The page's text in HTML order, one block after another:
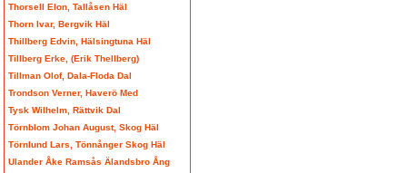
Thorsell Elon, Tallåsen Häl
Thorn Ivar, Bergvik Häl
Thillberg Edvin, Hälsingtuna Häl
Tillberg Erke, (Erik Thellberg)
Tillman Olof, Dala-Floda Dal
Trondson Verner, Haverö Med
Tysk Wilhelm, Rättvik Dal
Törnblom Johan August, Skog Häl
Törnlund Lars, Tönnånger Skog Häl
Ulander Åke Ramsås Älandsbro Ång